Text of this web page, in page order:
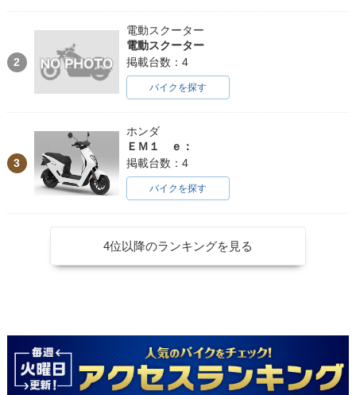
2
電動スクーター
電動スクーター
掲載台数：4
バイクを探す
3
ホンダ
ＥＭ１ ｅ：
掲載台数：4
バイクを探す
4位以降のランキングを見る